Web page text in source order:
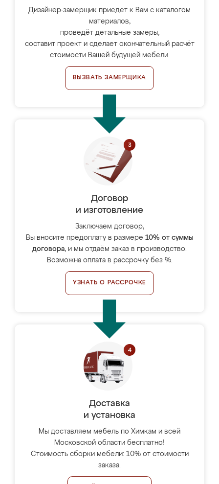
Дизайнер-замерщик приедет к Вам с каталогом
материалов,
проведёт детальные замеры,
составит проект и сделает окончательный расчёт
стоимости Вашей будущей мебели.
ВЫЗВАТЬ ЗАМЕРЩИКА
Договор
и изготовление
Заключаем договор,
Вы вносите предоплату в размере 10% от суммы
договора, и мы отдаём заказ в производство.
Возможна оплата в рассрочку без %.
УЗНАТЬ О РАССРОЧКЕ
Доставка
и установка
Мы доставляем мебель по Химкам и всей
Московской области бесплатно!
Стоимость сборки мебели: 10% от стоимости
заказа.